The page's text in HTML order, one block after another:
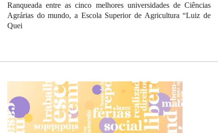
Ranqueada entre as cinco melhores universidades de Ciências
Agrárias do mundo, a Escola Superior de Agricultura “Luiz de
Quei